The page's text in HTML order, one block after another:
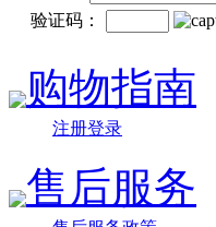
验证码：
购物指南
注册登录
售后服务